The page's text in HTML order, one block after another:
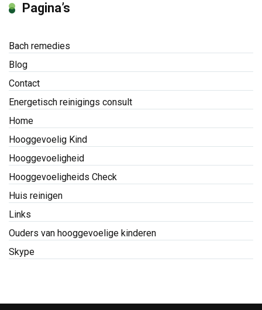
Pagina’s
Bach remedies
Blog
Contact
Energetisch reinigings consult
Home
Hooggevoelig Kind
Hooggevoeligheid
Hooggevoeligheids Check
Huis reinigen
Links
Ouders van hooggevoelige kinderen
Skype